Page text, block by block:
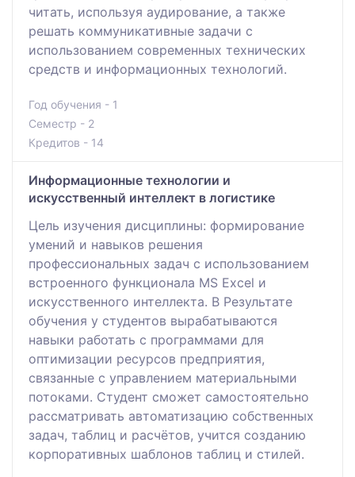
читать, используя аудирование, а также
решать коммуникативные задачи с
использованием современных технических
средств и информационных технологий.
Год обучения - 1
Семестр - 2
Кредитов - 14
Информационные технологии и
искусственный интеллект в логистике
Цель изучения дисциплины: формирование
умений и навыков решения
профессиональных задач с использованием
встроенного функционала MS Excel и
искусственного интеллекта. В Результате
обучения у студентов вырабатываются
навыки работать с программами для
оптимизации ресурсов предприятия,
связанные с управлением материальными
потоками. Студент сможет самостоятельно
рассматривать автоматизацию собственных
задач, таблиц и расчётов, учится созданию
корпоративных шаблонов таблиц и стилей.